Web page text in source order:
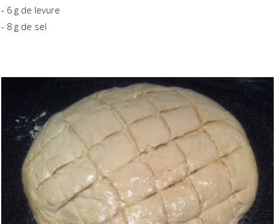
- 6 g de levure
- 8 g de sel